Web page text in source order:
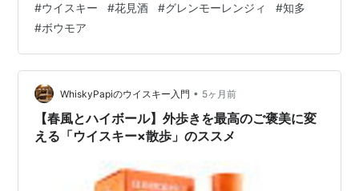
ザイナーズ・モルト」とも呼ばれる、オレンジや桃、花
の蜜のような甘い香りが特徴です。 お花見ポイント: 桜
の香りとウイスキーのフローラルな香りが混ざり合い、
多幸感が溢れます。ストレートでも飲みやすいですが、
強炭酸で割ると香りが一気に「爆発」します。 【マラソ
ン期間中P2倍】◆1本…
#ウイスキー #花見酒 #グレンモーレンジィ #知多
#ボウモア
WhiskyPapiのウイスキー入門 • 5ヶ月前
【春風とハイボール】外歩きを最高のご褒美に変
える「ウイスキー×散歩」のススメ